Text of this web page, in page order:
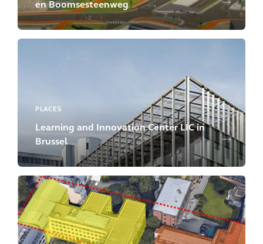
en Boomsesteenweg
PLACES
Learning and Innovation Center LIC in
Brussel